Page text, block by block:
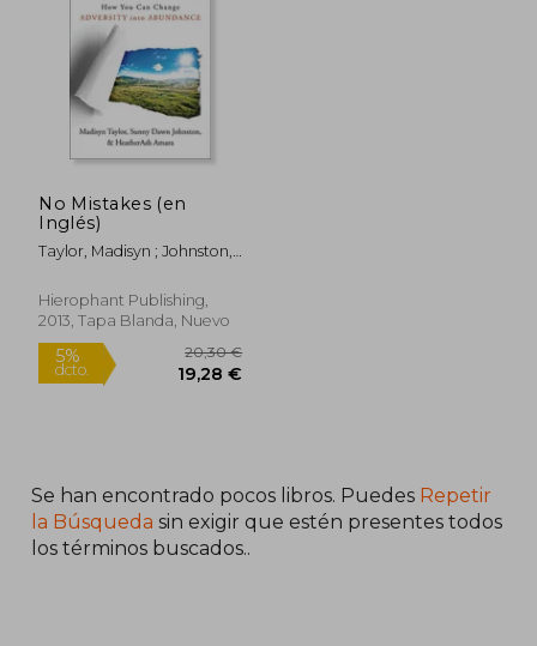
5%
dcto. 26,90 €
No Mistakes (en
Inglés)
Taylor, Madisyn ; Johnston,
Heatherash
Hierophant Publishing,
2013, Tapa Blanda, Nuevo
Se han encontrado pocos libros. Puedes Repetir
la Búsqueda sin exigir que estén presentes todos
los términos buscados..